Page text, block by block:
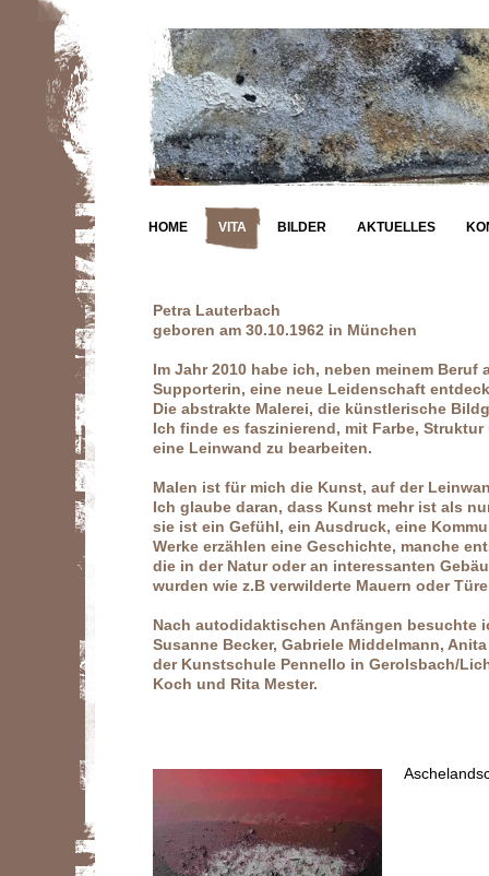
HOME VITA BILDER AKTUELLES
Petra Lauterbach
geboren am 30.10.1962 in München
Im Jahr 2010 habe ich, neben meinem Beruf
Supporterin, eine neue Leidenschaft
Die abstrakte Malerei, die künstlerische
Ich finde es faszinierend, mit Farbe,
eine Leinwand zu bearbeiten.
Malen ist für mich die Kunst, auf der
Ich glaube daran, dass Kunst mehr ist als
sie ist ein Gefühl, ein Ausdruck, eine
Werke erzählen eine Geschichte, manche
die in der Natur oder an interessanten
wurden wie z.B verwilderte Mauern oder
Nach autodidaktischen Anfängen besuchte
Susanne Becker, Gabriele Middelmann,
der Kunstschule Pennello in Gerolsbach/
Koch und Rita Mester.